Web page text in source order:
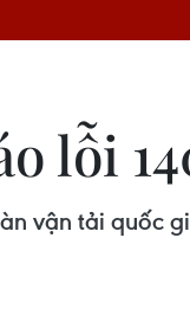
lỗi
vận tải quốc